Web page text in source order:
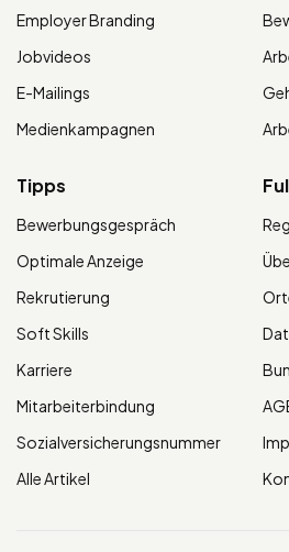
Employer Branding
Jobvideos
E-Mailings
Medienkampagnen
Tipps
Bewerbungsgespräch
Optimale Anzeige
Rekrutierung
Soft Skills
Karriere
Mitarbeiterbindung
Sozialversicherungsnummer
Alle Artikel